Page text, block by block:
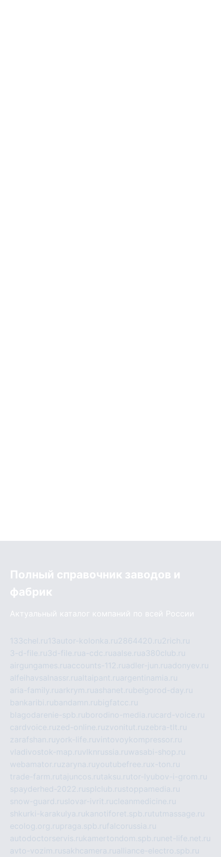
Полный справочник заводов и
фабрик
Актуальный каталог компаний по всей России
133chel.ru13autor-kolonka.ru2864420.ru2rich.ru
3-d-file.ru3d-file.rua-cdc.ruaalse.rua380club.ru
airgungames.ruaccounts-112.ruadler-jun.ruadonyev.ru
alfeihavsalnassr.rualtaipant.ruargentinamia.ru
aria-family.ruarkrym.ruashanet.rubelgorod-day.ru
bankaribi.rubandamn.rubigfatcc.ru
blagodarenie-spb.ruborodino-media.rucard-voice.ru
cardvoice.ruzed-online.ruzvonitut.ruzebra-tlt.ru
zarafshan.ruyork-life.ruvintovoykompressor.ru
vladivostok-map.ruvlknrussia.ruwasabi-shop.ru
webamator.ruzaryna.ruyoutubefree.rux-ton.ru
trade-farm.rutajuncos.rutaksu.rutor-lyubov-i-grom.ru
spayderhed-2022.rusplclub.rustoppamedia.ru
snow-guard.ruslovar-ivrit.rucleanmedicine.ru
shkurki-karakulya.rukanotiforet.spb.rututmassage.ru
ecolog.org.rupraga.spb.rufalcorussia.ru
autodoctorservis.rukamertondom.spb.ru net-life.net.ru
avto-vozim.rusakhcamera.rualliance-electro.spb.ru